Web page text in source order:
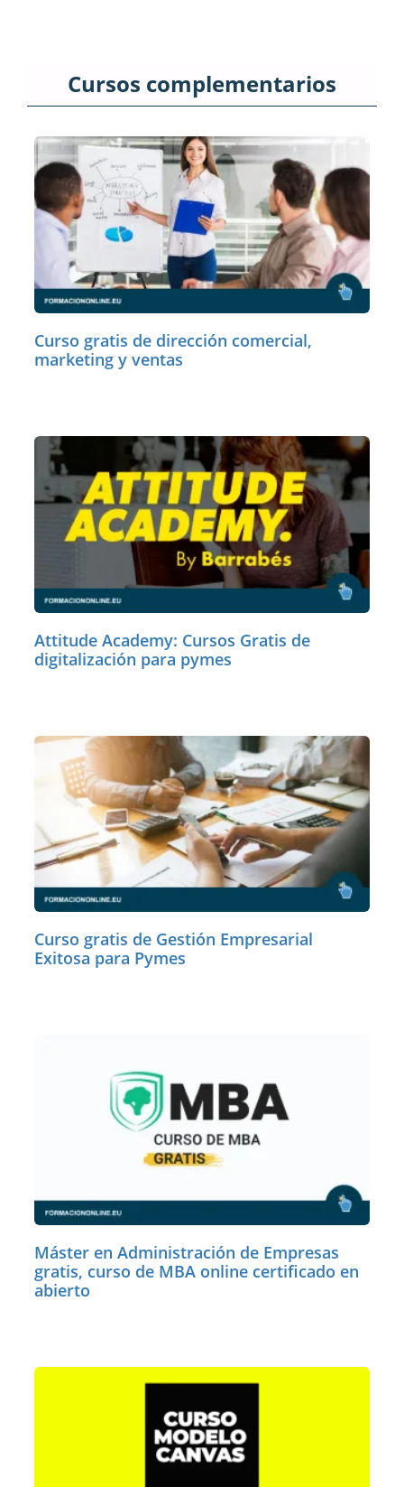
Cursos complementarios
Curso gratis de dirección comercial,
marketing y ventas
Attitude Academy: Cursos Gratis de
digitalización para pymes
Curso gratis de Gestión Empresarial
Exitosa para Pymes
Máster en Administración de Empresas
gratis, curso de MBA online certificado en
abierto